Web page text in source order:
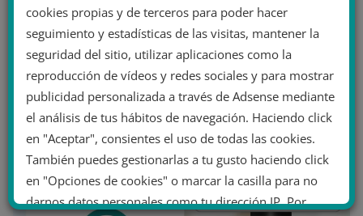
cookies propias y de terceros para poder hacer
seguimiento y estadísticas de las visitas, mantener la
seguridad del sitio, utilizar aplicaciones como la
reproducción de vídeos y redes sociales y para mostrar
publicidad personalizada a través de Adsense mediante
el análisis de tus hábitos de navegación. Haciendo click
en "Aceptar", consientes el uso de todas las cookies.
También puedes gestionarlas a tu gusto haciendo click
en "Opciones de cookies" o marcar la casilla para no
darnos datos personales como tu dirección IP. Por